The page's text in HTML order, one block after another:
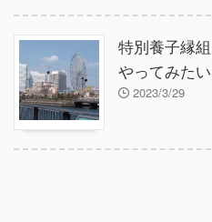
特別養子縁
やってみた
2023/3/29